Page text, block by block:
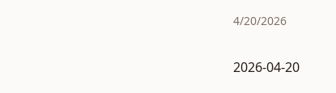
4/20/2026
2026-04-20